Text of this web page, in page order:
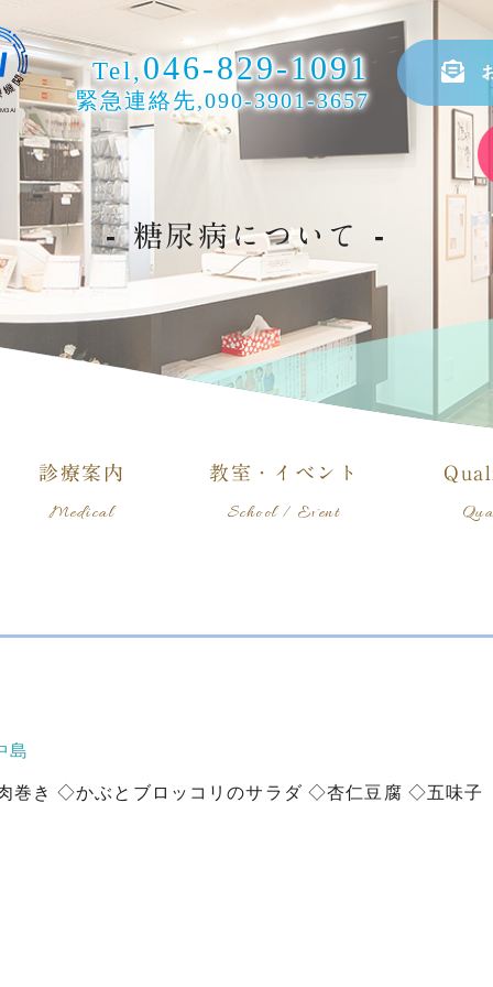
Tel,046-829-1091
緊急連絡先,090-3901-3657
診療案内
Medical
教室・イベント
School / Event
糖尿病について
島
巻き ◇かぶとブロッコリのサラダ ◇杏仁豆腐 ◇五味子